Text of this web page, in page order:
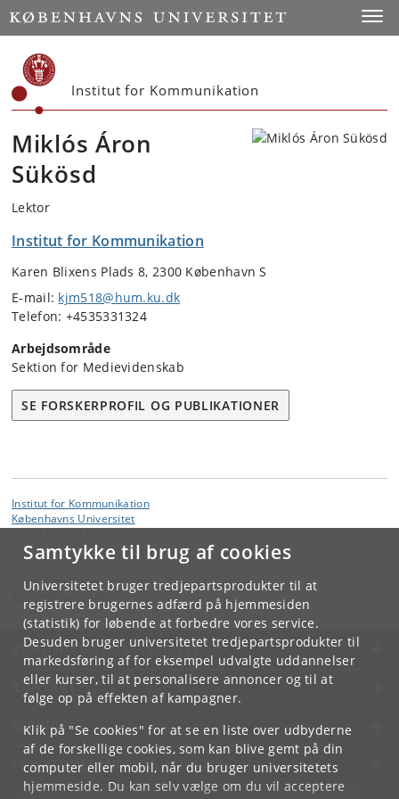
Samtykke til brug af cookies
Universitetet bruger tredjepartsprodukter til at
registrere brugernes adfærd på hjemmesiden
(statistik) for løbende at forbedre vores service.
Desuden bruger universitetet tredjepartsprodukter til
markedsføring af for eksempel udvalgte uddannelser
eller kurser, til at personalisere annoncer og til at
følge op på effekten af kampagner.
Klik på "Se cookies" for at se en liste over udbyderne
af de forskellige cookies, som kan blive gemt på din
computer eller mobil, når du bruger universitetets
hjemmeside. Du kan selv vælge om du vil acceptere
Start
Institut for Kommunikation
Miklós Áron
Sükösd
Lektor
Institut for Kommunikation
Karen Blixens Plads 8, 2300 København S
E-mail: kjm518@hum.ku.dk
Telefon: +4535331324
Arbejdsområde
Sektion for Medievidenskab
SE FORSKERPROFIL OG PUBLIKATIONER
Institut for Kommunikation
Københavns Universitet
Institut for Kommunikation
KØBENHAVNS UNIVERSITET
KONTAKT
SERVICES
FOR STUDERENDE OG ANSATTE